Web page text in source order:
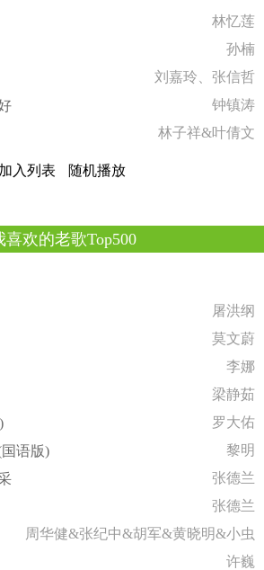
林忆莲
孙楠
刘嘉玲、张信哲
钟镇涛
林子祥&叶倩文
加入列表 随机播放
喜欢的老歌Top500
屠洪纲
莫文蔚
李娜
梁静茹
罗大佑
语版)
黎明
张德兰
张德兰
周华健&张纪中&胡军&黄晓明&小虫
许巍